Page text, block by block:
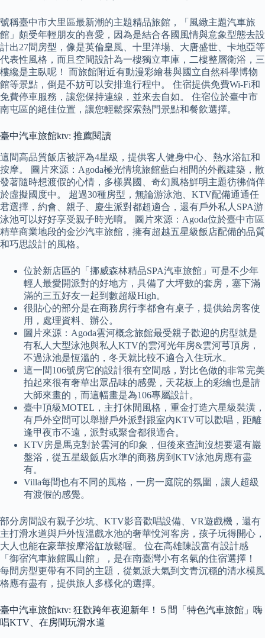
號稱臺中市大里區最新潮的主題精品旅館，「風緻主題汽車旅
館」頗受年輕朋友的喜愛，因為是結合各國風情與意象型態去設
計出27間房型，像是英倫皇風、十里洋場、大唐盛世、卡地亞等
代表性風格，而且空間設計為一樓獨立車庫，二樓整層衛浴，三
樓纔是主臥呢！ 而旅館附近有動漫彩繪巷與國立自然科學博物
館等景點，倒是不妨可以安排進行程中。 住宿提供免費Wi-Fi和
免費停車服務，讓您保持連線，並來去自如。 住宿位於臺中市
南屯區的絕佳位置，讓您輕鬆探索熱門景點和餐飲選擇。
臺中汽車旅館ktv: 推薦閱讀
這間高品質飯店被評為4星級，提供客人健身中心、熱水浴缸和
按摩。 圖片來源：Agoda極光情境旅館藍白相間的外觀建築，散
發著隨時想渡假的心情，多樣異國、奇幻風格鮮明主題彷彿倘佯
於虛擬國度中。 超過30種房型，無論游泳池、KTV配備通通任
君選擇，約會、親子、慶生派對都超適合，還有戶外私人SPA游
泳池可以好好享受親子時光唷。 圖片來源：Agoda位於臺中市區
精華商業地段的金沙汽車旅館，擁有超越五星級飯店配備的品質
和巧思設計的風格。
位於新店區的「挪威森林精品SPA汽車旅館」可是不少年
輕人最愛開派對的好地方，具備了大坪數的套房，塞下滿
滿的三五好友一起到數超級High。
很貼心的部分是在商務房行李都會有桌子，提供給房客使
用，處理資料、辦公。
圖片來源：Agoda雲河概念旅館最受親子歡迎的房型就是
有私人大型泳池與私人KTV的雲河光年房&雲河芎頂房，
不過泳池是恆溫的，冬天就比較不適合入住玩水。
這一間106號房它的設計很有空間感，對比色做的非常完美
拍起來很有奢華出眾品味的感覺，天花板上的彩繪也是請
大師來畫的，而這幅畫是為106專屬設計。
臺中頂級MOTEL，主打休閒風格，重金打造六星級裝潢，
有戶外空間可以舉辦戶外派對跟室內KTV可以歡唱，距離
逢甲夜市不遠，派對或聚會都很適合。
KTV房是馬克對於雲河的印象，但後來查詢沒想要還有巖
盤浴，從五星級飯店水準的商務房到KTV泳池房應有盡
有。
Villa每間也有不同的風格，一房一庭院的氛圍，讓人超級
有渡假的感覺。
部分房間設有親子沙坑、KTV影音歡唱設備、VR遊戲機，還有
主打滑水道與戶外恆溫戲水池的奢華悅河客房，孩子玩得開心，
大人也能在豪華按摩浴缸放鬆喔。 位在高雄陳設富有設計感
「御宿汽車旅館鳳山館」，是在南臺灣小有名氣的住宿選擇！
每間房型更帶有不同的主題，從氣派大氣到文青沉穩的清水模風
格應有盡有，提供旅人多樣化的選擇。
臺中汽車旅館ktv: 狂歡跨年夜迎新年！５間「特色汽車旅館」嗨
唱KTV、在房間玩滑水道